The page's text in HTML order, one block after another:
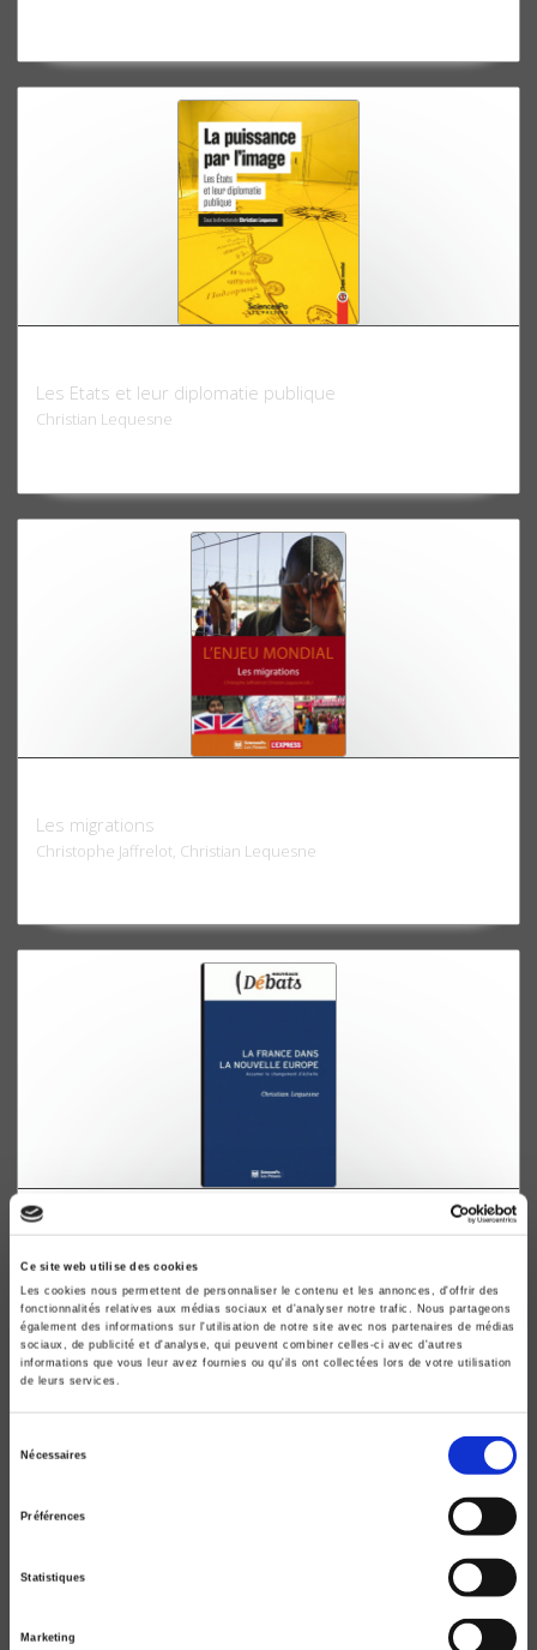
Ce site web utilise des cookies
Les cookies nous permettent de personnaliser le contenu et les annonces, d'offrir des
fonctionnalités relatives aux médias sociaux et d'analyser notre trafic. Nous partageons
également des informations sur l'utilisation de notre site avec nos partenaires de médias
sociaux, de publicité et d'analyse, qui peuvent combiner celles-ci avec d'autres
informations que vous leur avez fournies ou qu'ils ont collectées lors de votre utilisation
de leurs services.
Nécessaires
Préférences
Statistiques
Marketing
Les Etats et leur diplomatie publique
Christian Lequesne
Les migrations
Christophe Jaffrelot, Christian Lequesne
La France dans la nouvelle Europe
Assumer le changement d'échelle
Christian Lequesne